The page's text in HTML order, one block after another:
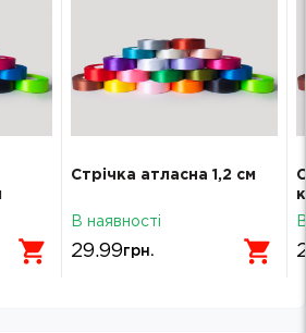
Стрічка атласна 1,2 см
В наявності
29.99грн.